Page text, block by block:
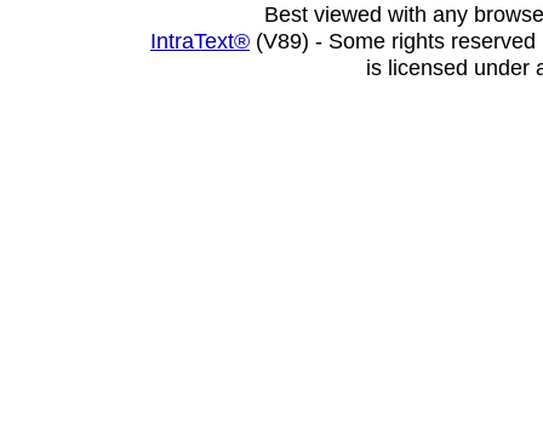
Best viewed with any
IntraText® (V89) - Some rights
is licensed under